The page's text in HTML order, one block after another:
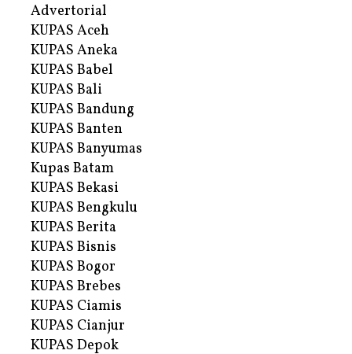
Advertorial
KUPAS Aceh
KUPAS Aneka
KUPAS Babel
KUPAS Bali
KUPAS Bandung
KUPAS Banten
KUPAS Banyumas
Kupas Batam
KUPAS Bekasi
KUPAS Bengkulu
KUPAS Berita
KUPAS Bisnis
KUPAS Bogor
KUPAS Brebes
KUPAS Ciamis
KUPAS Cianjur
KUPAS Depok